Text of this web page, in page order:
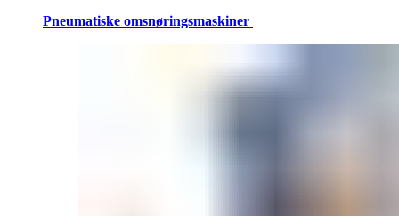
Pneumatiske omsnøringsmaskiner